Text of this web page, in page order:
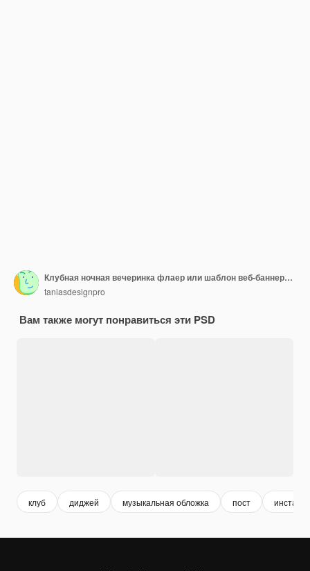
Клубная ночная вечеринка флаер или шаблон веб-баннера в социальных сетях
taniasdesignpro
Вам также могут понравиться эти PSD
клуб диджей музыкальная обложка пост